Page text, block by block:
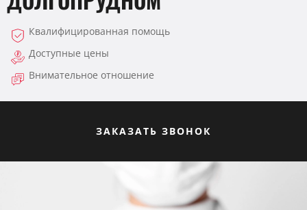
Квалифицированная помощь
Доступные цены
Внимательное отношение
ЗАКАЗАТЬ ЗВОНОК